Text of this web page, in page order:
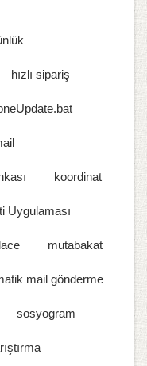
hızlı sipariş
koordinat
Uygulaması
mutabakat
mail gönderme
sosyogram